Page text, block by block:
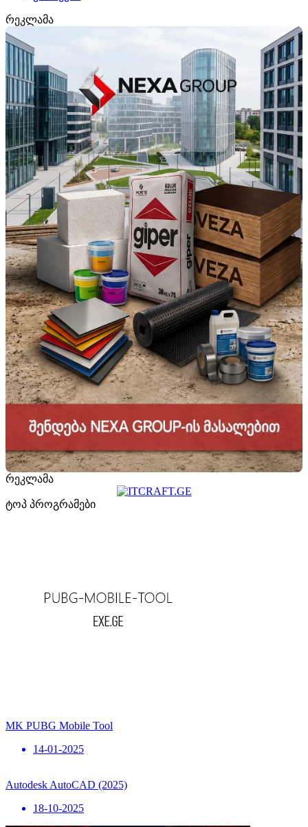
რეკლამა
რეკლამა
ტოპ პროგრამები
MK PUBG Mobile Tool
14-01-2025
Autodesk AutoCAD (2025)
18-10-2025